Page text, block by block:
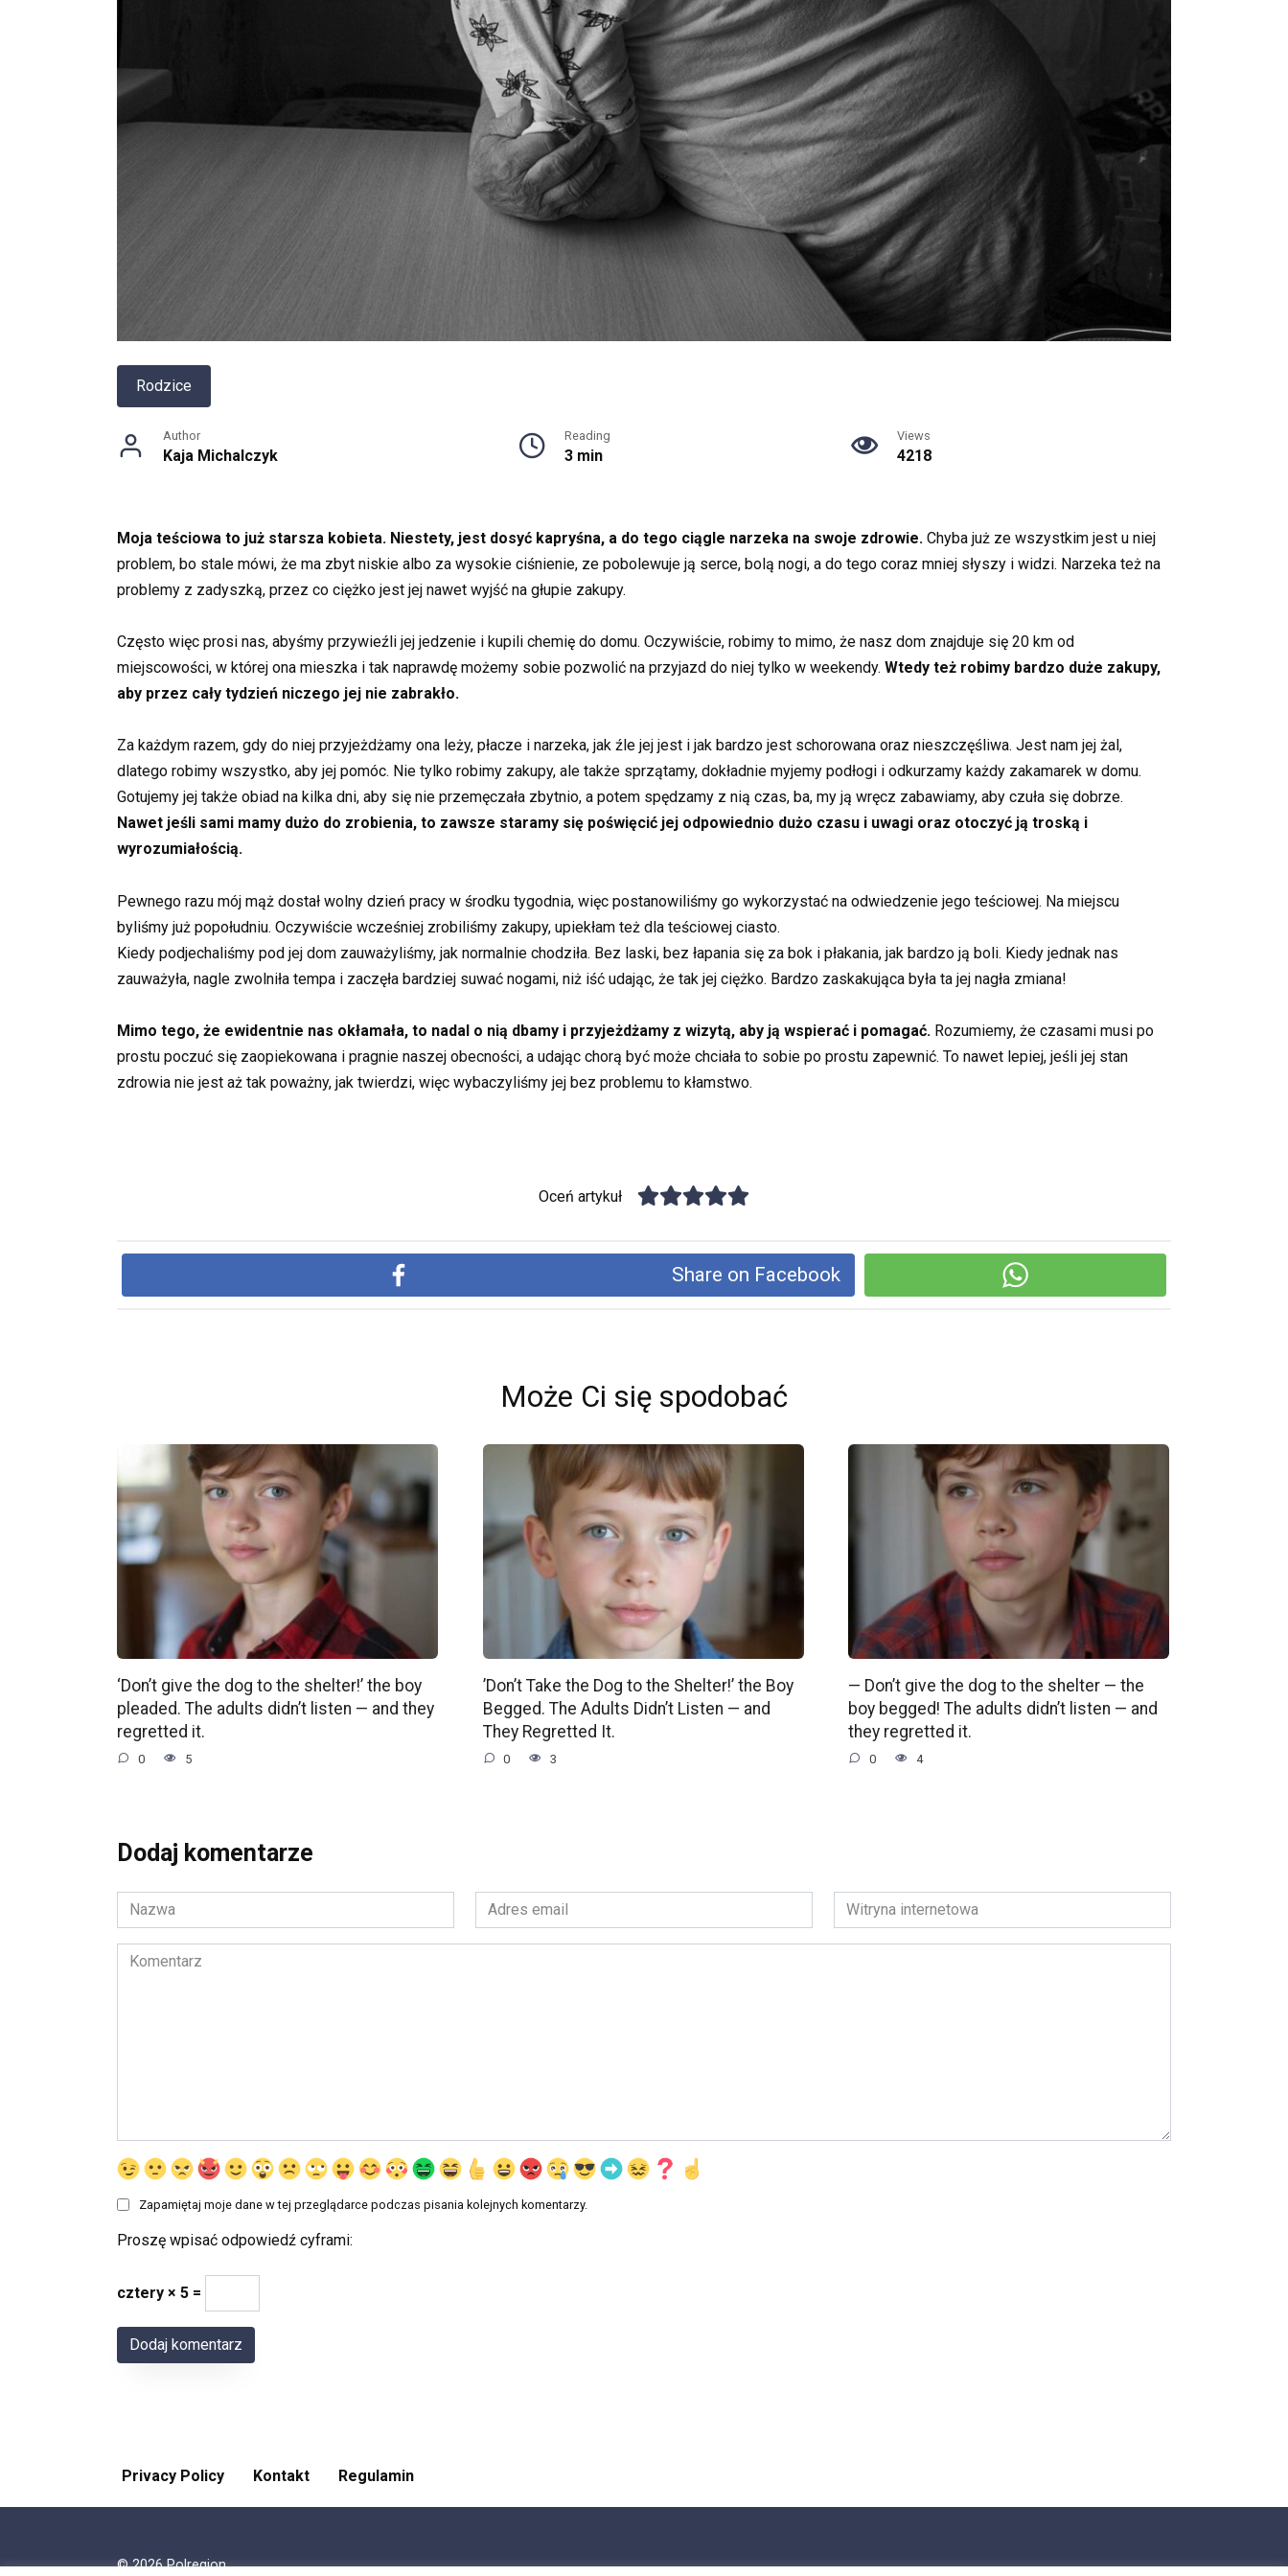
Rodzice
Author
Kaja Michalczyk
Reading
3 min
Views
4218
Moja teściowa to już starsza kobieta. Niestety, jest dosyć kapryśna, a do tego ciągle narzeka na swoje zdrowie. Chyba już ze wszystkim jest u niej
problem, bo stale mówi, że ma zbyt niskie albo za wysokie ciśnienie, ze pobolewuje ją serce, bolą nogi, a do tego coraz mniej słyszy i widzi. Narzeka też na
problemy z zadyszką, przez co ciężko jest jej nawet wyjść na głupie zakupy.
Często więc prosi nas, abyśmy przywieźli jej jedzenie i kupili chemię do domu. Oczywiście, robimy to mimo, że nasz dom znajduje się 20 km od
miejscowości, w której ona mieszka i tak naprawdę możemy sobie pozwolić na przyjazd do niej tylko w weekendy. Wtedy też robimy bardzo duże zakupy,
aby przez cały tydzień niczego jej nie zabrakło.
Za każdym razem, gdy do niej przyjeżdżamy ona leży, płacze i narzeka, jak źle jej jest i jak bardzo jest schorowana oraz nieszczęśliwa. Jest nam jej żal,
dlatego robimy wszystko, aby jej pomóc. Nie tylko robimy zakupy, ale także sprzątamy, dokładnie myjemy podłogi i odkurzamy każdy zakamarek w domu.
Gotujemy jej także obiad na kilka dni, aby się nie przemęczała zbytnio, a potem spędzamy z nią czas, ba, my ją wręcz zabawiamy, aby czuła się dobrze.
Nawet jeśli sami mamy dużo do zrobienia, to zawsze staramy się poświęcić jej odpowiednio dużo czasu i uwagi oraz otoczyć ją troską i
wyrozumiałością.
Pewnego razu mój mąż dostał wolny dzień pracy w środku tygodnia, więc postanowiliśmy go wykorzystać na odwiedzenie jego teściowej. Na miejscu
byliśmy już popołudniu. Oczywiście wcześniej zrobiliśmy zakupy, upiekłam też dla teściowej ciasto.
Kiedy podjechaliśmy pod jej dom zauważyliśmy, jak normalnie chodziła. Bez laski, bez łapania się za bok i płakania, jak bardzo ją boli. Kiedy jednak nas
zauważyła, nagle zwolniła tempa i zaczęła bardziej suwać nogami, niż iść udając, że tak jej ciężko. Bardzo zaskakująca była ta jej nagła zmiana!
Mimo tego, że ewidentnie nas okłamała, to nadal o nią dbamy i przyjeżdżamy z wizytą, aby ją wspierać i pomagać. Rozumiemy, że czasami musi po
prostu poczuć się zaopiekowana i pragnie naszej obecności, a udając chorą być może chciała to sobie po prostu zapewnić. To nawet lepiej, jeśli jej stan
zdrowia nie jest aż tak poważny, jak twierdzi, więc wybaczyliśmy jej bez problemu to kłamstwo.
Oceń artykuł
Share on Facebook
Może Ci się spodobać
‘Don’t give the dog to the shelter!’ the boy
pleaded. The adults didn’t listen — and they
regretted it.
0 5
’Don’t Take the Dog to the Shelter!’ the Boy
Begged. The Adults Didn’t Listen — and
They Regretted It.
0 3
— Don’t give the dog to the shelter — the
boy begged! The adults didn’t listen — and
they regretted it.
0 4
Dodaj komentarze
Nazwa
*
Adres
email
*
Witryna
internetowa
Komentarz
Zapamiętaj moje dane w tej przeglądarce podczas pisania kolejnych komentarzy.
Proszę wpisać odpowiedź cyframi:
cztery × 5 =
Privacy Policy Kontakt Regulamin
© 2026 Polregion